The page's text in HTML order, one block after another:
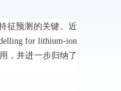
征预测的关键。近
for lithium-ion
，并进一步归纳了